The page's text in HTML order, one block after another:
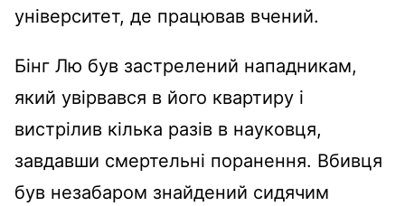
університет, де працював вчений.
Бінг Лю був застрелений нападникам,
який увірвався в його квартиру і
вистрілив кілька разів в науковця,
завдавши смертельні поранення. Вбивця
був незабаром знайдений сидячим